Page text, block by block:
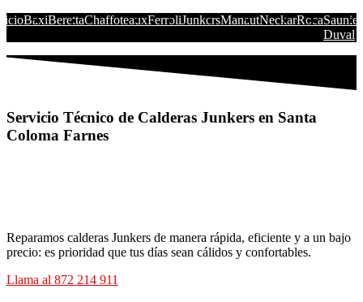
BaxiBerettaChaffoteauxFerroliJunkersManautNeckarRocaSaunier
Duval
Servicio Técnico de Calderas Junkers en Santa
Coloma Farnes
Reparamos calderas Junkers de manera rápida, eficiente y a un bajo
precio: es prioridad que tus días sean cálidos y confortables.
Llama al 872 214 911